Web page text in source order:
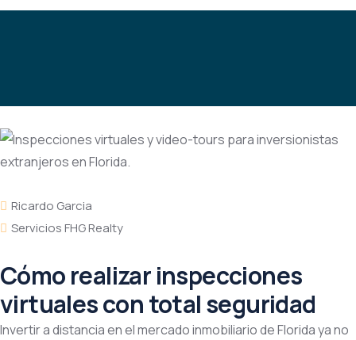
Ricardo Garcia
Servicios FHG Realty
Cómo realizar inspecciones
virtuales con total seguridad
Invertir a distancia en el mercado inmobiliario de Florida ya no